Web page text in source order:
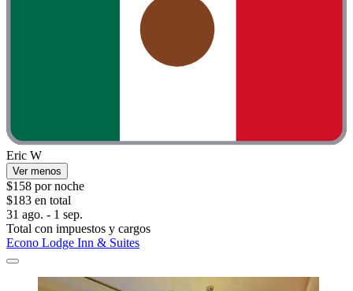
Eric W
Ver menos
$158 por noche
$183 en total
31 ago. - 1 sep.
Total con impuestos y cargos
Econo Lodge Inn & Suites